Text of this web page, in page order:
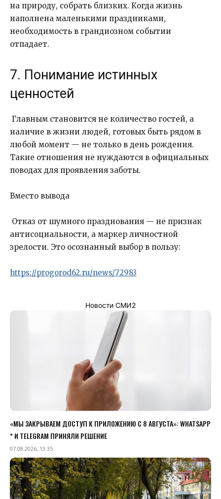
на природу, собрать близких. Когда жизнь
наполнена маленькими праздниками,
необходимость в грандиозном событии
отпадает.
7. Понимание истинных
ценностей
Главным становится не количество гостей, а
наличие в жизни людей, готовых быть рядом в
любой момент — не только в день рождения.
Такие отношения не нуждаются в официальных
поводах для проявления заботы.
Вместо вывода
Отказ от шумного празднования — не признак
антисоциальности, а маркер личностной
зрелости. Это осознанный выбор в пользу:
https://progorod62.ru/news/72983
Новости СМИ2
«МЫ ЗАКРЫВАЕМ ДОСТУП К ПРИЛОЖЕНИЮ C 8 АВГУСТА»: WHATSAPP
* И TELEGRAM ПРИНЯЛИ РЕШЕНИЕ
07.08.2026, 13:35